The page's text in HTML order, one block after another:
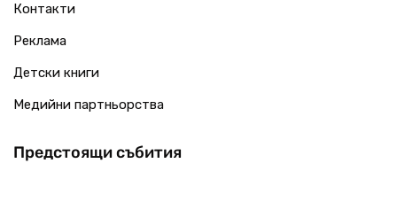
Контакти
Реклама
Детски книги
Медийни партньорства
Предстоящи събития